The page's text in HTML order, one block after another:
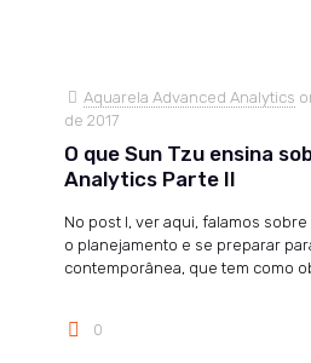
Aquarela Advanced Analytics
de 2017
O que Sun Tzu ensina
Analytics Parte II
No post I, ver aqui, falamos
o planejamento e se preparar
contemporânea, que tem como
0